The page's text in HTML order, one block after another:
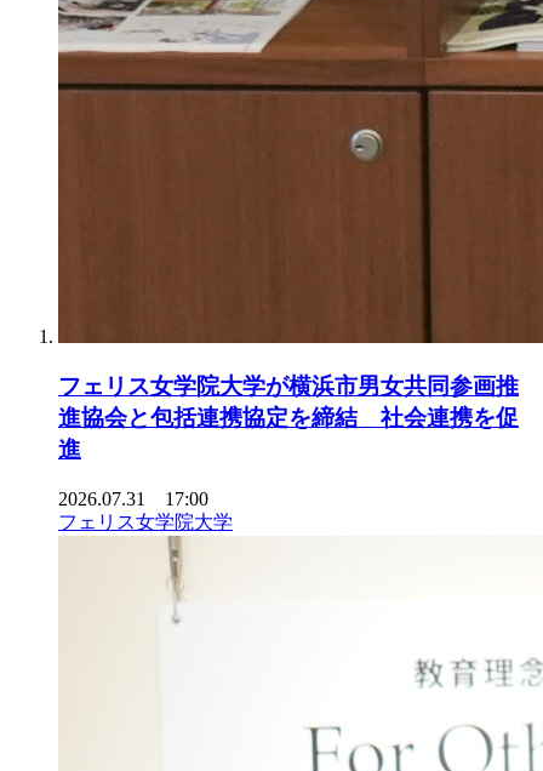
フェリス女学院大学が横浜市男女共同参画推
進協会と包括連携協定を締結 社会連携を促
進
2026.07.31 17:00
フェリス女学院大学